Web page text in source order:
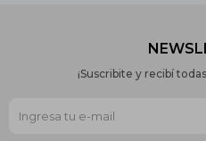
¡Suscribite y recibí